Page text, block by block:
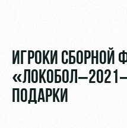
МГН
ИГРОКИ СБОРНОЙ
ПОДАРКИ